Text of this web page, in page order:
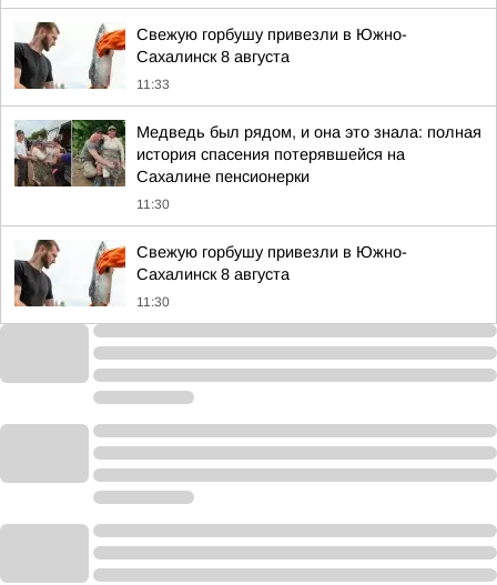
Свежую горбушу привезли в Южно-
Сахалинск 8 августа
11:33
Медведь был рядом, и она это знала: полная
история спасения потерявшейся на
Сахалине пенсионерки
11:30
Свежую горбушу привезли в Южно-
Сахалинск 8 августа
11:30